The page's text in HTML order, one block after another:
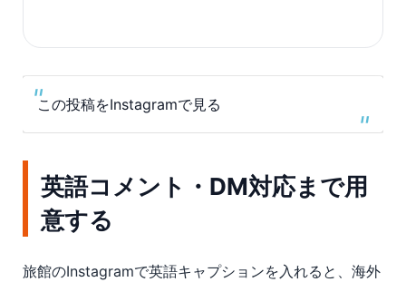
この投稿をInstagramで見る
英語コメント・DM対応まで用
意する
旅館のInstagramで英語キャプションを入れると、海外